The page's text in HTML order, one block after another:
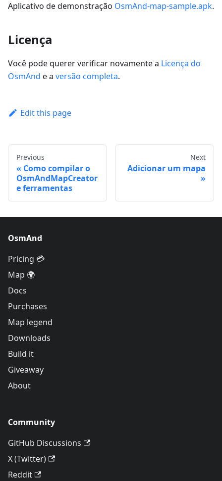
Aplicativo de demonstração OsmAnd-map-sample.apk.
Licença
Você pode querer verificar novamente a Licença do
OsmAnd e a versão completa.
Edit this page
Previous
Como compilar o
OsmAndMapCreator
e ferramentas
Next
Adicionar um mapa
OsmAnd
Pricing 💳
Map 🌍
Docs
Purchases
Map legend
Downloads
Build it
Giveaway
About
Community
GitHub Discussions
X (Twitter)
Reddit